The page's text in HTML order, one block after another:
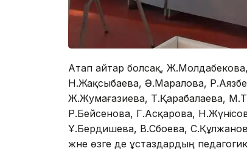
Атап айтар болсақ,
Н.Жақсыбаева, Ә.Маралова,
Ж.Жумағазиева, Т.Қарабалаева,
Р.Бейсенова, Г.Асқарова,
Ұ.Бердишева, В.Сбоева,
және өзге де ұстаздардың